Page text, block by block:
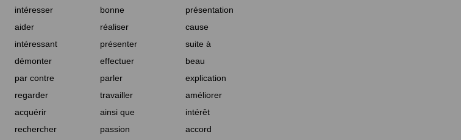
intéresser bonne
présentation
aider réaliser
cause
intéressant présenter
suite à
démonter effectuer
beau
par contre parler
explication
regarder travailler
améliorer
acquérir ainsi que
intérêt
rechercher passion accord